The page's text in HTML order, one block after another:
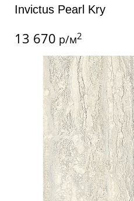
Invictus Pearl Kry
13 670 р/м2